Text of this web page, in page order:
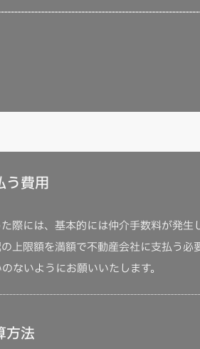
諸費用合計
総合計金額
う費用
際には、基本的には仲介手数料が発
上限額を満額で不動産会社に支払う
ないようにお願いいたします。
方法